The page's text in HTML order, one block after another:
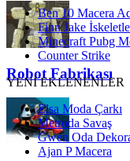
Robot Fabrikası
Ben 10 Macera
Finn Jake
Minecraft Pubg
Counter Strike
YENİ EKLENENLER
Elsa Moda Çarkı
Metroda Savaş
Gwen Oda
Ajan P Macera